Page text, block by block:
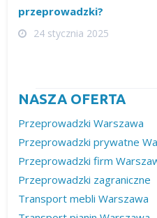
przeprowadzki?
24 stycznia 2025
NASZA OFERTA
Przeprowadzki Warszawa
Przeprowadzki prywatne
Przeprowadzki firm
Przeprowadzki zagraniczne
Transport mebli Warszawa